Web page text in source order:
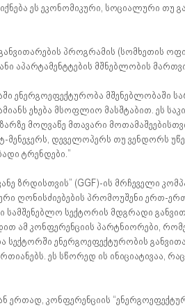
ეს ეკონომიკური, სოციალური თუ
პროგრამის (სომხეთის
აპარტამენტტების მშნებლობის
ენერგოეფექტურობა მშენებლობაში
ეხება მსოფლიო მასშტაბით. ეს
მოღვაწე მთავარი
მენეჯერს, დეველოპერს თუ ვენდორს
ტრენდები.”
ზრდისთვის” (GGF)-ის მრჩეველი
ღონისძიებების პრომოუშენი ერთ-
სამშენებლო სექტორის მდგრადი
ამ კონფერენციის პარტნიორები,
სექტორში ენერგოეფექტურობის
ეს სწორედ ის ინიციატივაა,
კონფერენციის